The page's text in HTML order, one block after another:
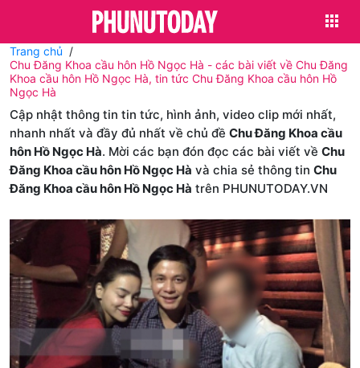
Trang chủ
Chu Đăng Khoa cầu hôn Hồ Ngọc Hà - các bài viết về Chu Đăng
Khoa cầu hôn Hồ Ngọc Hà, tin tức Chu Đăng Khoa cầu hôn Hồ
Ngọc Hà
Cập nhật thông tin tin tức, hình ảnh, video clip mới nhất,
nhanh nhất và đầy đủ nhất về chủ đề Chu Đăng Khoa cầu
hôn Hồ Ngọc Hà. Mời các bạn đón đọc các bài viết về Chu
Đăng Khoa cầu hôn Hồ Ngọc Hà và chia sẻ thông tin Chu
Đăng Khoa cầu hôn Hồ Ngọc Hà trên PHUNUTODAY.VN